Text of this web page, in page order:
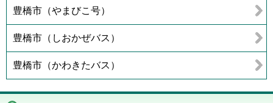
豊橋市（やまびこ号）
豊橋市（しおかぜバス）
豊橋市（かわきたバス）